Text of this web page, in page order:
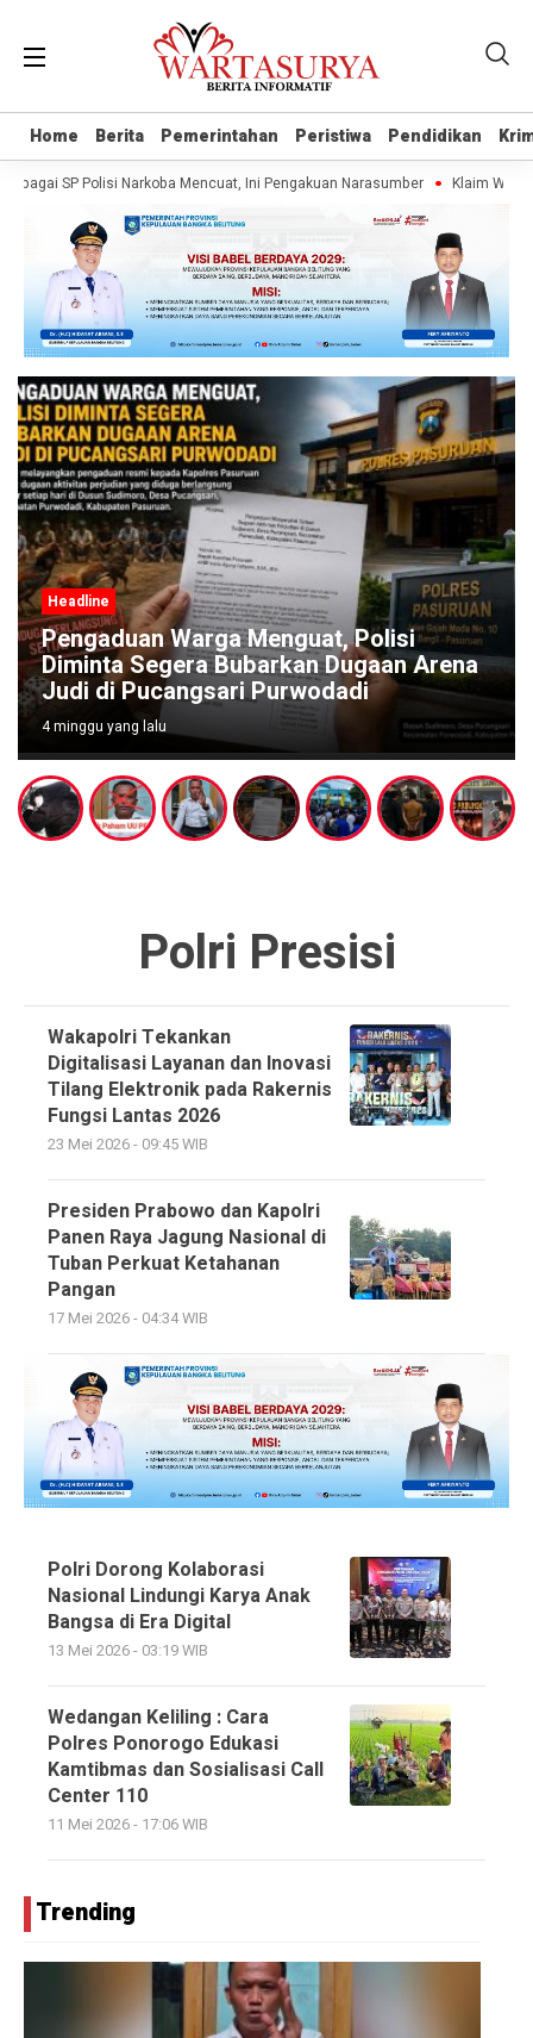
Home Berita Pemerintahan Peristiwa Pendidikan
Home Berita Pemerintahan Peristiwa Pendidikan
SP Polisi Narkoba Mencuat, Ini Pengakuan Narasumber Klaim
Headline
Pengaduan Warga Menguat, Polisi
Diminta Segera Bubarkan Dugaan Arena
Judi di Pucangsari Purwodadi
4 minggu yang lalu
Polri Presisi
Wakapolri Tekankan
Digitalisasi Layanan dan Inovasi
Tilang Elektronik pada Rakernis
Fungsi Lantas 2026
23 Mei 2026 - 09:45 WIB
Presiden Prabowo dan Kapolri
Panen Raya Jagung Nasional di
Tuban Perkuat Ketahanan
Pangan
17 Mei 2026 - 04:34 WIB
Polri Dorong Kolaborasi
Nasional Lindungi Karya Anak
Bangsa di Era Digital
13 Mei 2026 - 03:19 WIB
Wedangan Keliling : Cara
Polres Ponorogo Edukasi
Kamtibmas dan Sosialisasi Call
Center 110
11 Mei 2026 - 17:06 WIB
Trending